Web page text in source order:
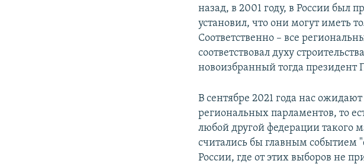
назад, в 2001 году, в России был
установил, что они могут иметь
Соответственно – все
соответствовал духу
новоизбранный тогда президент
В сентябре 2021 года нас
региональных парламентов, то
любой другой федерации такого
считались бы главным событием
России, где от этих выборов не